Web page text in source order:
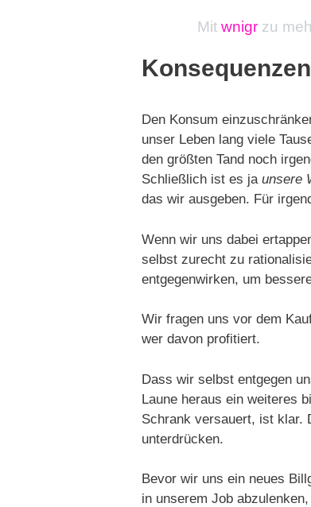
Mit wnigr zu
Den Konsum
unser Leben lang viele
den größten Tand noch
Schließlich ist es ja unsere
das wir ausgeben. Für
Wenn wir uns dabei
selbst zurecht zu
entgegenwirken, um
Wir fragen uns vor dem
wer davon profitiert.
Dass wir selbst entgegen
Laune heraus ein weiteres
Schrank versauert, ist klar.
unterdrücken.
Bevor wir uns ein neues
in unserem Job